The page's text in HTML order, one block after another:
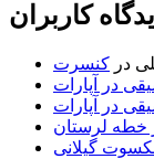
کاربران
در
در آپارات
در آپارات
خطه لرستان
گیلانی